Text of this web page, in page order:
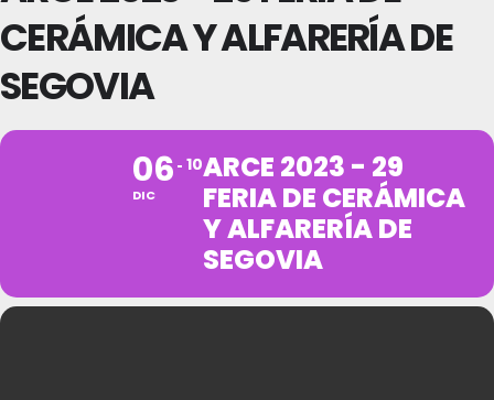
CERÁMICA Y ALFARERÍA DE
SEGOVIA
06
DIC
10ARCE 2023 - 29
FERIA DE CERÁMICA
Y ALFARERÍA DE
SEGOVIA